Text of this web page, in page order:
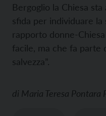
Bergoglio la Chiesa
sfida per individuare
rapporto donne-
facile, ma che fa parte
salvezza”.
di Maria Teresa Pontara